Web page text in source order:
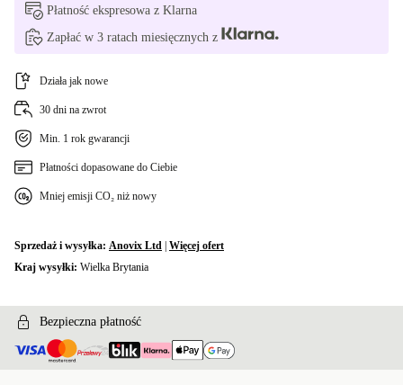
Płatność ekspresowa z Klarna
Zapłać w 3 ratach miesięcznych z
Działa jak nowe
30 dni na zwrot
Min. 1 rok gwarancji
Płatności dopasowane do Ciebie
Mniej emisji CO₂ niż nowy
Sprzedaż i wysyłka: Anovix Ltd Więcej ofert
Kraj wysyłki: Wielka Brytania
Bezpieczna płatność